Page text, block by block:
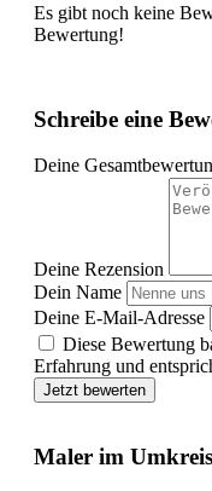
Es gibt noch keine
Bewertung!
Schreibe eine
Deine
Deine Rezension
Dein Name
Deine E-Mail-Adresse
Diese Bewertung
Erfahrung und
Jetzt bewerten
Maler im